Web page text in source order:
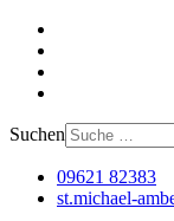
Suchen
09621 82383
st.michael-